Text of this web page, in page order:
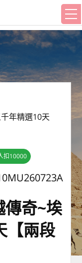
年精選10天
扣10000
傳奇~埃
【兩段